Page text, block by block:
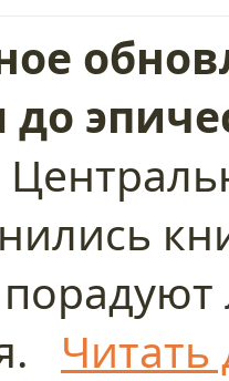
Читать